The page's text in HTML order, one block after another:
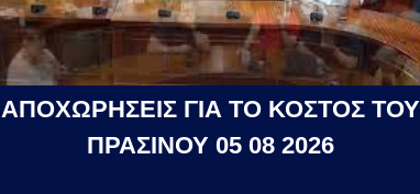
ΑΠΟΧΩΡΗΣΕΙΣ ΓΙΑ ΤΟ ΚΟΣΤΟΣ ΤΟΥ
ΠΡΑΣΙΝΟΥ 05 08 2026